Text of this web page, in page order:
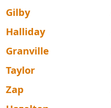
Gilby
Halliday
Granville
Taylor
Zap